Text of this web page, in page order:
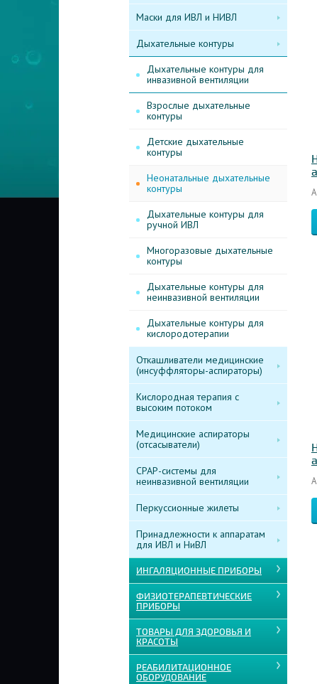
Маски для ИВЛ и НИВЛ
Дыхательные контуры
Дыхательные контуры для
инвазивной вентиляции
Взрослые дыхательные
контуры
Детские дыхательные
контуры
Неонатальные дыхательные
контуры
Дыхательные контуры для
ручной ИВЛ
Многоразовые дыхательные
контуры
Дыхательные контуры для
неинвазивной вентиляции
Дыхательные контуры для
кислородотерапии
Откашливатели медицинские
(инсуффляторы-аспираторы)
Кислородная терапия с
высоким потоком
Медицинские аспираторы
(отсасыватели)
CPAP-системы для
неинвазивной вентиляции
Перкуссионные жилеты
Принадлежности к аппаратам
для ИВЛ и НиВЛ
ИНГАЛЯЦИОННЫЕ ПРИБОРЫ
ФИЗИОТЕРАПЕВТИЧЕСКИЕ
ПРИБОРЫ
ТОВАРЫ ДЛЯ ЗДОРОВЬЯ И
КРАСОТЫ
РЕАБИЛИТАЦИОННОЕ
ОБОРУДОВАНИЕ